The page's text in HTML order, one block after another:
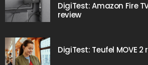
DigiTest: Amazon Fire
review
DigiTest: Teufel MOVE 2